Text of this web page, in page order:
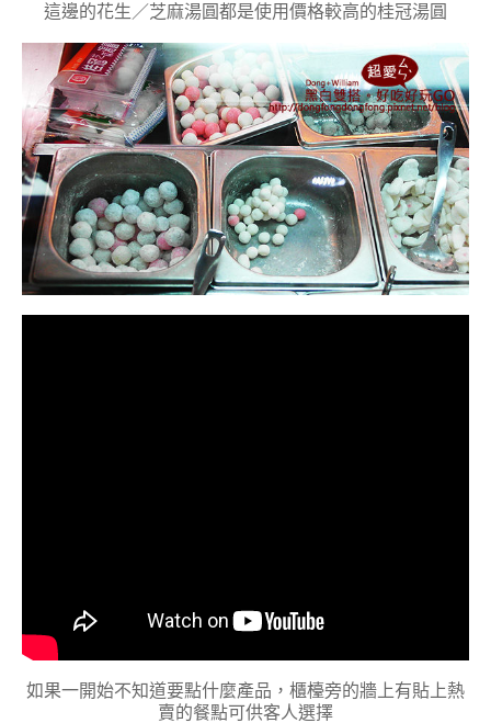
這邊的花生／芝麻湯圓都是使用價格較高的桂冠湯圓
如果一開始不知道要點什麼產品，櫃檯旁的牆上有貼上熱
賣的餐點可供客人選擇